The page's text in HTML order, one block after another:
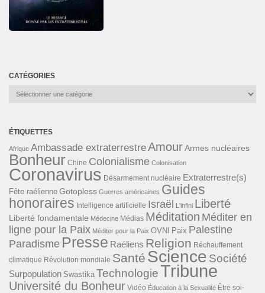
CATÉGORIES
Catégories
ÉTIQUETTES
Afrique Ambassade extraterrestreAmourArmes nucléaires
Bonheur Chine Colonialisme Colonisation
Coronavirus Désarmement nucléaire Extraterrestre(s)
Fête raélienne Gotopless Guerres américaines Guides
honoraires Intelligence artificielle Israël L'infini Liberté
Liberté fondamentale Médecine Médias Méditation Méditer en
ligne pour la Paix Méditer pour la Paix OVNI Paix Palestine
Paradisme Presse Raéliens Religion Réchauffement
climatique Révolution mondiale Santé Science Société
Surpopulation Swastika TechnologieTribune
Université du Bonheur Vidéo Éducation à la Sexualité Être soi-